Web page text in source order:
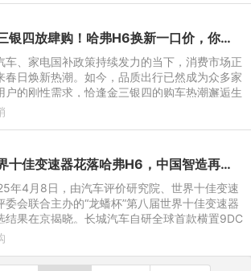
金三银四放肆购！哈弗H6换新一口价，你的春游搭子已就位！
车、家电国补政策持续发力的当下，消费市场正
春日焕新热潮。如今，品质出行已然成为众多家
户的刚性需求，恰逢金三银四的购车热潮邂逅生
然的春游季，哈弗H6以“换新一口价”政策强势破
世界十佳变速器花落哈弗H6，中国智造再攀高峰
年4月8日，由汽车评价研究院、世界十佳变速
委会联合主办的“龙蟠杯”第八届世界十佳变速器
结果在京揭晓。长城汽车自研全球首款横置9DC
双离合变速器，从众多国内外品牌中强势突